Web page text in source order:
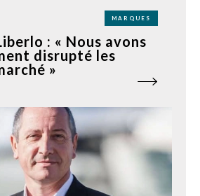
MARQUES
: « Nous avons
disrupté les
»